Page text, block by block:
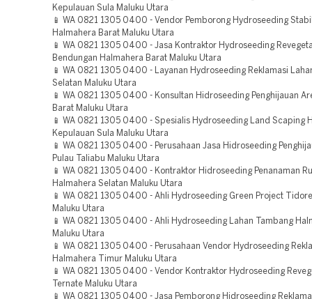
Kepulauan Sula Maluku Utara
📱 WA 0821 1305 0400 - Vendor Pemborong Hydroseeding
Halmahera Barat Maluku Utara
📱 WA 0821 1305 0400 - Jasa Kontraktor Hydroseeding
Bendungan Halmahera Barat Maluku Utara
📱 WA 0821 1305 0400 - Layanan Hydroseeding Reklamasi
Selatan Maluku Utara
📱 WA 0821 1305 0400 - Konsultan Hidroseeding Penghijauan
Barat Maluku Utara
📱 WA 0821 1305 0400 - Spesialis Hydroseeding Land Scaping
Kepulauan Sula Maluku Utara
📱 WA 0821 1305 0400 - Perusahaan Jasa Hidroseeding
Pulau Taliabu Maluku Utara
📱 WA 0821 1305 0400 - Kontraktor Hidroseeding Penanaman
Halmahera Selatan Maluku Utara
📱 WA 0821 1305 0400 - Ahli Hydroseeding Green Project
Maluku Utara
📱 WA 0821 1305 0400 - Ahli Hydroseeding Lahan Tambang
Maluku Utara
📱 WA 0821 1305 0400 - Perusahaan Vendor Hydroseeding
Halmahera Timur Maluku Utara
📱 WA 0821 1305 0400 - Vendor Kontraktor Hydroseeding
Ternate Maluku Utara
📱 WA 0821 1305 0400 - Jasa Pemborong Hidroseeding